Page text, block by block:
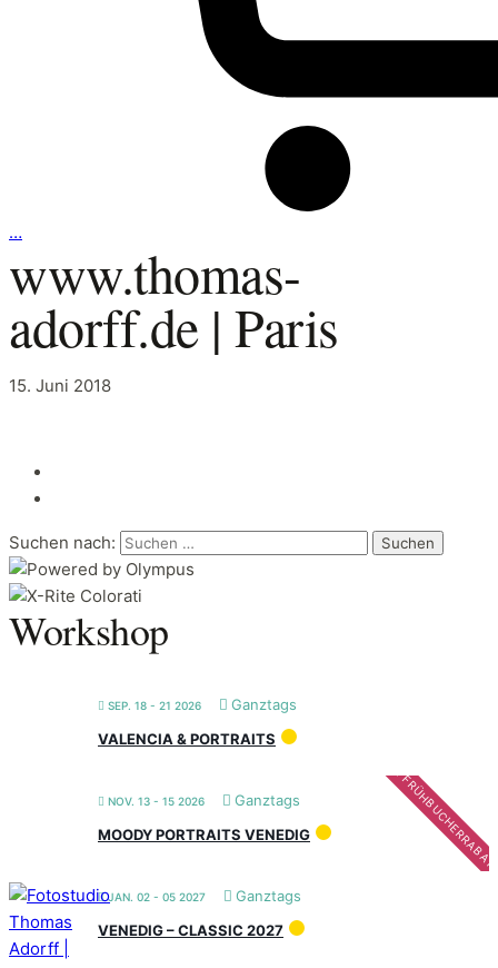
…
www.thomas-
adorff.de | Paris
15. Juni 2018
Suchen nach:
Workshop
SEP. 18 - 21 2026
Ganztags
VALENCIA & PORTRAITS
NOV. 13 - 15 2026 Ganztags
MOODY PORTRAITS VENEDIG
JAN. 02 - 05 2027
Ganztags
VENEDIG – CLASSIC 2027